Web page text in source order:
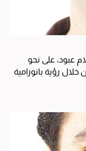
عبود، على نحو
رؤية بانورامية